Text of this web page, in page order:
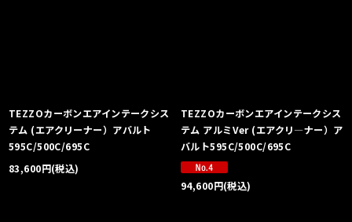
TEZZOカーボンエアインテークシス
テム (エアクリーナー）アバルト
595C/500C/695C
83,600円(税込)
TEZZOカーボンエアインテークシス
テム アルミVer (エアクリ―ナー）ア
バルト595C/500C/695C
94,600円(税込)